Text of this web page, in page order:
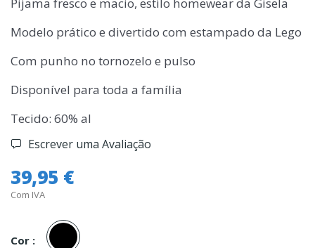
Modelo prático e divertido com estampado da Lego
Com punho no tornozelo e pulso
Disponível para toda a família
Tecido: 60% al
Escrever uma Avaliação
39,95 €
Com IVA
Cor :
Preto